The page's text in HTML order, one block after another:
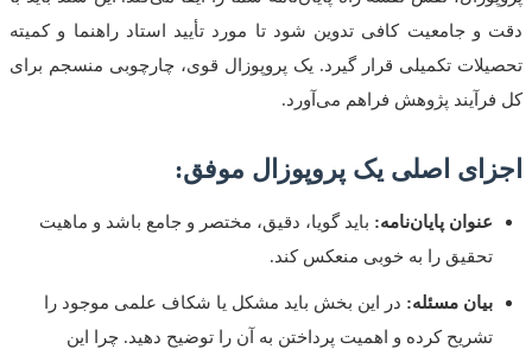
دقت و جامعیت کافی تدوین شود تا مورد تأیید استاد راهنما و کمیته
تحصیلات تکمیلی قرار گیرد. یک پروپوزال قوی، چارچوبی منسجم برای
کل فرآیند پژوهش فراهم می‌آورد.
اجزای اصلی یک پروپوزال موفق:
عنوان پایان‌نامه: باید گویا، دقیق، مختصر و جامع باشد و ماهیت
تحقیق را به خوبی منعکس کند.
بیان مسئله: در این بخش باید مشکل یا شکاف علمی موجود را
تشریح کرده و اهمیت پرداختن به آن را توضیح دهید. چرا این